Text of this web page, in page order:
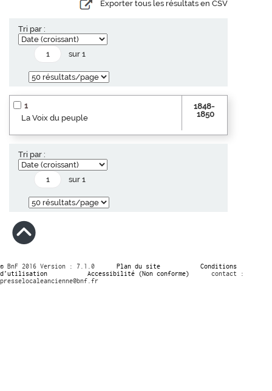
Exporter tous les résultats en CSV
Tri par :
sur 1
1
La Voix du peuple
1848-
1850
Tri par :
sur 1
© BnF 2016 Version : 7.1.0 Plan du site
Conditions
d’utilisation
Accessibilité (Non conforme)
contact :
presselocaleancienne@bnf.fr